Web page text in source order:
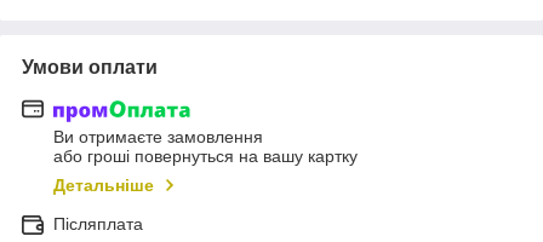
Умови оплати
Ви отримаєте замовлення
або гроші повернуться на вашу картку
Детальніше
Післяплата